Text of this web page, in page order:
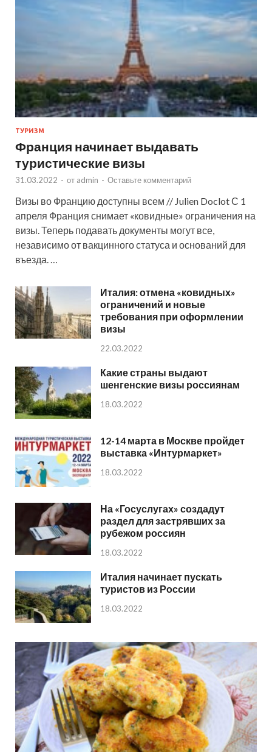
ТУРИЗМ
Франция начинает выдавать
туристические визы
31.03.2022 - от admin - Оставьте комментарий
Визы во Францию доступны всем // Julien Doclot С 1
апреля Франция снимает «ковидные» ограничения на
визы. Теперь подавать документы могут все,
независимо от вакцинного статуса и оснований для
въезда. …
Италия: отмена «ковидных»
ограничений и новые
требования при оформлении
визы
22.03.2022
Какие страны выдают
шенгенские визы россиянам
18.03.2022
12-14 марта в Москве пройдет
выставка «Интурмаркет»
18.03.2022
На «Госуслугах» создадут
раздел для застрявших за
рубежом россиян
18.03.2022
Италия начинает пускать
туристов из России
18.03.2022